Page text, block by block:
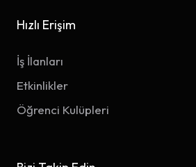
Hızlı Erişim
İş İlanları
Etkinlikler
Öğrenci Kulüpleri